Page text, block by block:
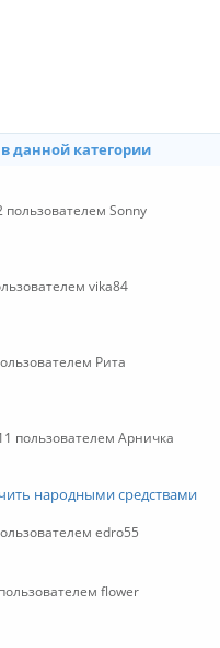
данной категории
Sonny
vika84
Рита
пользователем Арничка
народными средствами
edro55
flower